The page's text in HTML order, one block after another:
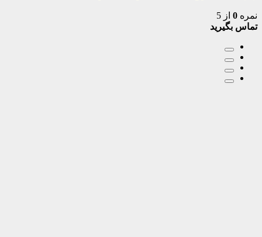
نمره 0 از 5
تماس بگیرید